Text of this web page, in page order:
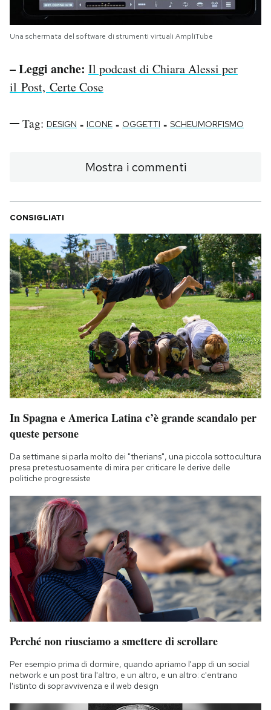
Una schermata del software di strumenti virtuali AmpliTube
– Leggi anche: Il podcast di Chiara Alessi per
il Post, Certe Cose
Tag: DESIGN - ICONE - OGGETTI - SCHEUMORFISMO
Mostra i commenti
CONSIGLIATI
In Spagna e America Latina c’è grande scandalo per
queste persone
Da settimane si parla molto dei "therians", una piccola sottocultura
presa pretestuosamente di mira per criticare le derive delle
politiche progressiste
Perché non riusciamo a smettere di scrollare
Per esempio prima di dormire, quando apriamo l'app di un social
network e un post tira l'altro, e un altro, e un altro: c'entrano
l'istinto di sopravvivenza e il web design